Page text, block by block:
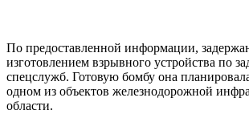
По предоставленной информации,
изготовлением взрывного устройства по
спецслужб. Готовую бомбу она
одном из объектов железнодорожной
области.